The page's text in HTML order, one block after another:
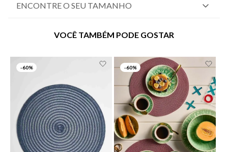
ENCONTRE O SEU TAMANHO
VOCÊ TAMBÉM PODE GOSTAR
-60% -60%